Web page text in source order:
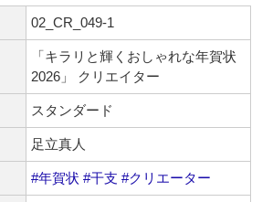
02_CR_049-1
「キラリと輝くおしゃれな年賀状
2026」 クリエイター
スタンダード
足立真人
#年賀状 #干支 #クリエーター